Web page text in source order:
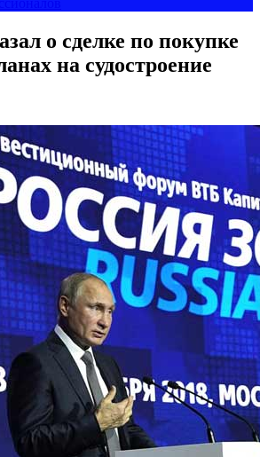
о сделке по покупке
на судостроение